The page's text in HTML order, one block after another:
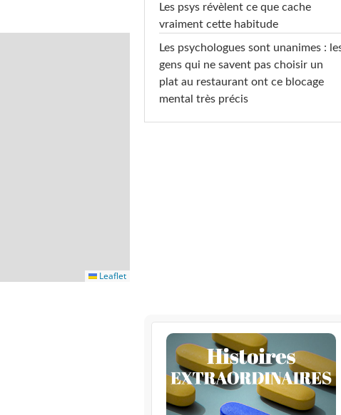
Leaflet
Les psys révèlent ce que cache
vraiment cette habitude
Les psychologues sont unanimes :
gens qui ne savent pas choisir un
plat au restaurant ont ce blocage
mental très précis